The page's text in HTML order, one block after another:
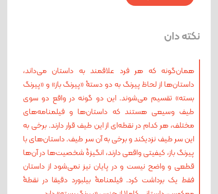
نکته دان
همان‌گونه که هر فرد علاقمند به داستان می‌داند،
داستان‌ها از لحاظ پیرنگ به دو دستۀ «پیرنگ باز» و «پیرنگ
بسته» تقسیم می‌شوند. این دو گونه در واقع دو سوی
طیف وسیعی هستند که داستان‌ها و فیلمنامه‌های
مختلف، هر کدام در نقطه‌ای از این طیف قرار دارند. برخی به
این سر طیف نزدیکند و برخی به آن سر طیف. داستان‌های با
پیرنگ باز، کیفیتی واقعی دارند، انگیزۀ شخصیت‌ها در آن‌ها
قطعی و واضح نیست و در پایان نیز نمی‌شود از داستان
فقط یک برداشت کرد. فیلمنامۀ بیلبورد دقیقا در نقطۀ